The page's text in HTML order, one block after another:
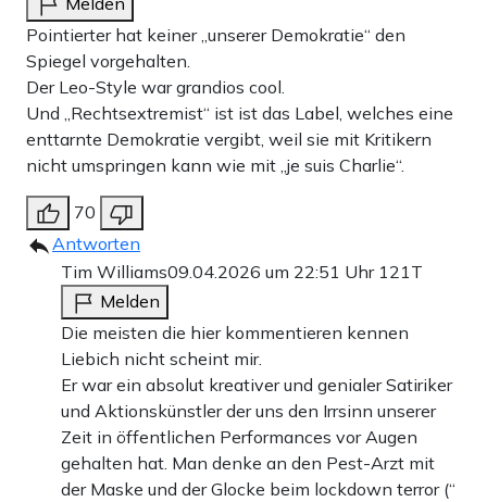
Pointierter hat keiner „unserer Demokratie“ den
Spiegel vorgehalten.
Der Leo-Style war grandios cool.
Und „Rechtsextremist“ ist ist das Label, welches eine
enttarnte Demokratie vergibt, weil sie mit Kritikern
nicht umspringen kann wie mit „je suis Charlie“.
70
Antworten
Tim Williams09.04.2026 um 22:51 Uhr 121T
Melden
Die meisten die hier kommentieren kennen
Liebich nicht scheint mir.
Er war ein absolut kreativer und genialer Satiriker
und Aktionskünstler der uns den Irrsinn unserer
Zeit in öffentlichen Performances vor Augen
gehalten hat. Man denke an den Pest-Arzt mit
der Maske und der Glocke beim lockdown terror (“